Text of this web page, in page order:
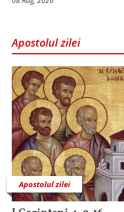
Apostolul zilei
Apostolul zilei